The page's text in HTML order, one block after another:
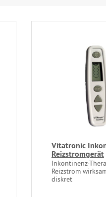
Vitatronic
Reizstromgerät
Inkontinenz-
Reizstrom
diskret